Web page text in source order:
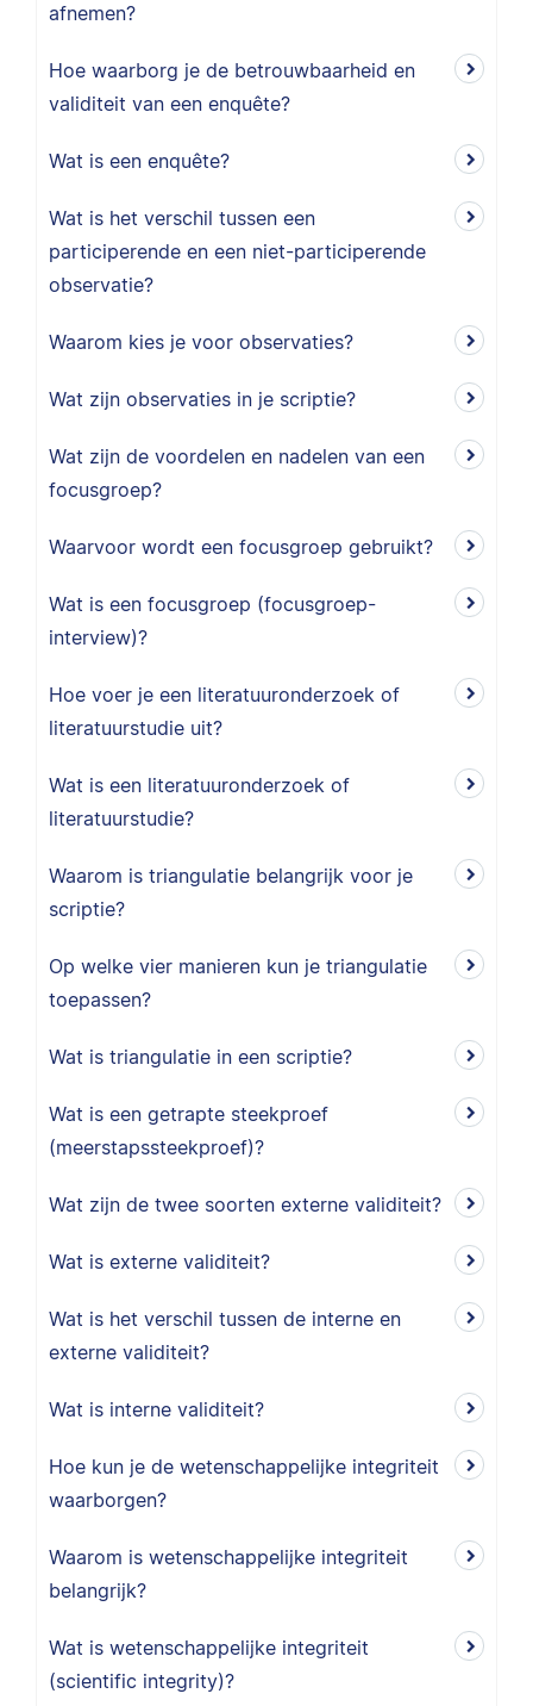
afnemen?
Hoe waarborg je de betrouwbaarheid en
validiteit van een enquête?
Wat is een enquête?
Wat is het verschil tussen een
participerende en een niet-participerende
observatie?
Waarom kies je voor observaties?
Wat zijn observaties in je scriptie?
Wat zijn de voordelen en nadelen van een
focusgroep?
Waarvoor wordt een focusgroep gebruikt?
Wat is een focusgroep (focusgroep-
interview)?
Hoe voer je een literatuuronderzoek of
literatuurstudie uit?
Wat is een literatuuronderzoek of
literatuurstudie?
Waarom is triangulatie belangrijk voor je
scriptie?
Op welke vier manieren kun je triangulatie
toepassen?
Wat is triangulatie in een scriptie?
Wat is een getrapte steekproef
(meerstapssteekproef)?
Wat zijn de twee soorten externe validiteit?
Wat is externe validiteit?
Wat is het verschil tussen de interne en
externe validiteit?
Wat is interne validiteit?
Hoe kun je de wetenschappelijke integriteit
waarborgen?
Waarom is wetenschappelijke integriteit
belangrijk?
Wat is wetenschappelijke integriteit
(scientific integrity)?